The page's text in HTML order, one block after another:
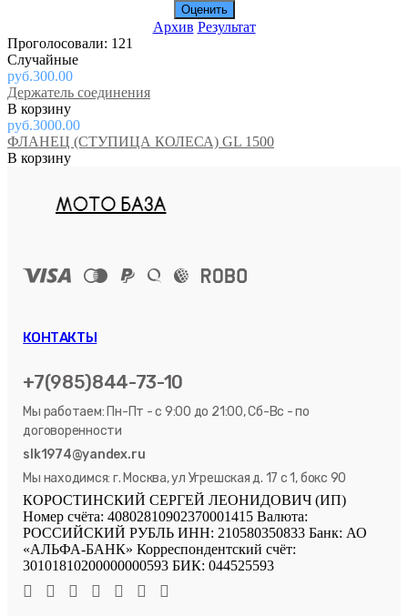
Архив Результат
Проголосовали: 121
Случайные
руб.300.00
Держатель соединения
руб.3000.00
ФЛАНЕЦ (СТУПИЦА КОЛЕСА) GL 1500
КОНТАКТЫ
+7(985)844-73-10
Мы работаем: Пн-Пт - с 9:00 до 21:00, Сб-Вс - по
договоренности
slk1974@yandex.ru
Мы находимся: г. Москва, ул Угрешская д. 17 с 1, бокс 90
КОРОСТИНСКИЙ СЕРГЕЙ ЛЕОНИДОВИЧ (ИП)
Номер счёта: 40802810902370001415 Валюта:
РОССИЙСКИЙ РУБЛЬ ИНН: 210580350833 Банк: АО
«АЛЬФА-БАНК» Корреспондентский счёт:
30101810200000000593 БИК: 044525593